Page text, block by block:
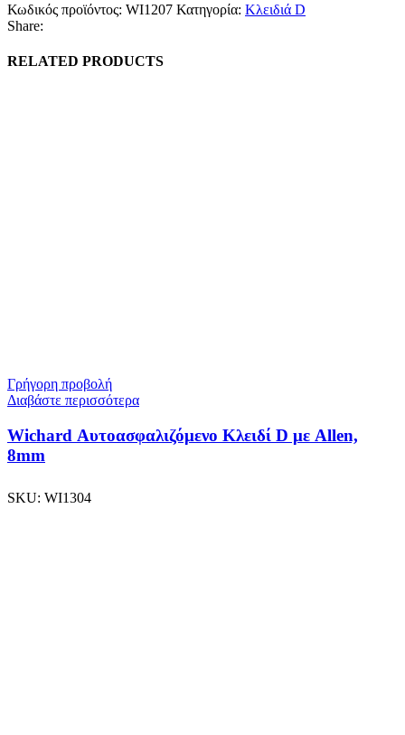
Κωδικός προϊόντος: WI1207 Κατηγορία: Κλειδιά D
Share:
RELATED PRODUCTS
Γρήγορη προβολή
Διαβάστε περισσότερα
Wichard Αυτοασφαλιζόμενο Κλειδί D με Allen,
8mm
SKU: WI1304